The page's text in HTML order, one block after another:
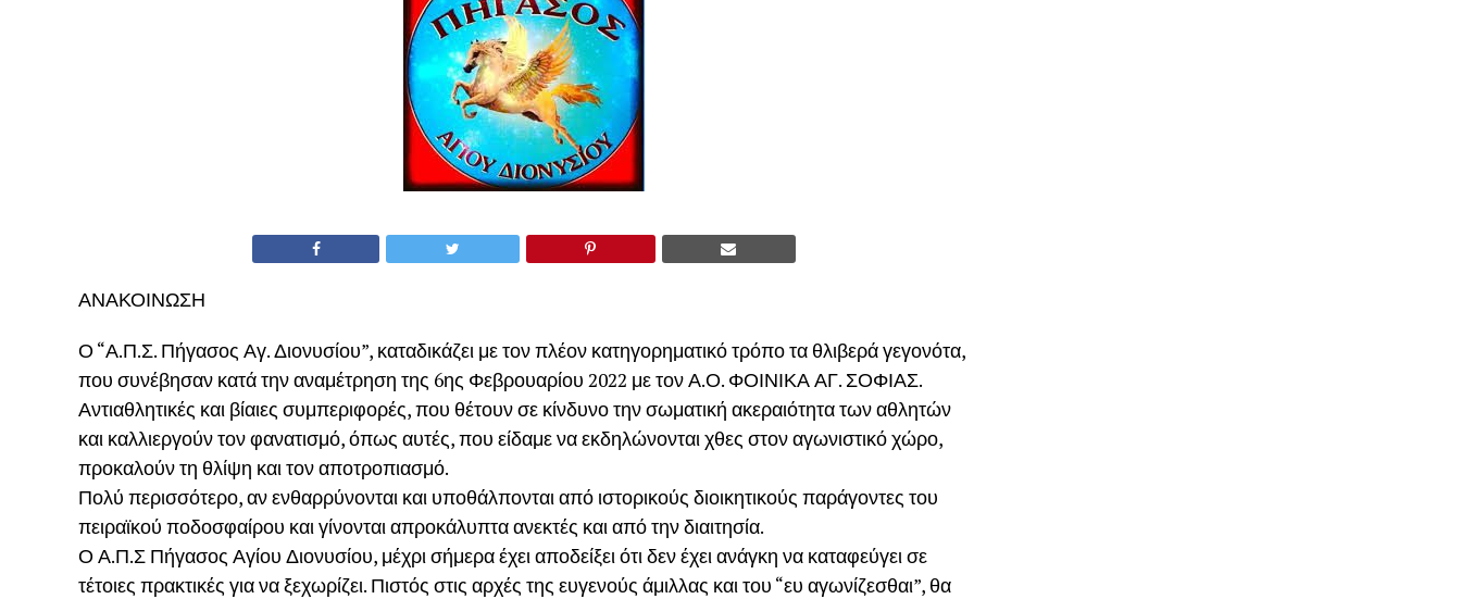
ΑΝΑΚΟΙΝΩΣΗ
Ο “Α.Π.Σ. Πήγασος Αγ. Διονυσίου”, καταδικάζει με τον πλέον κατηγορηματικό τρόπο τα θλιβερά γεγονότα,
που συνέβησαν κατά την αναμέτρηση της 6ης Φεβρουαρίου 2022 με τον Α.Ο. ΦΟΙΝΙΚΑ ΑΓ. ΣΟΦΙΑΣ.
Αντιαθλητικές και βίαιες συμπεριφορές, που θέτουν σε κίνδυνο την σωματική ακεραιότητα των αθλητών
και καλλιεργούν τον φανατισμό, όπως αυτές, που είδαμε να εκδηλώνονται χθες στον αγωνιστικό χώρο,
προκαλούν τη θλίψη και τον αποτροπιασμό.
Πολύ περισσότερο, αν ενθαρρύνονται και υποθάλπονται από ιστορικούς διοικητικούς παράγοντες του
πειραϊκού ποδοσφαίρου και γίνονται απροκάλυπτα ανεκτές και από την διαιτησία.
Ο Α.Π.Σ Πήγασος Αγίου Διονυσίου, μέχρι σήμερα έχει αποδείξει ότι δεν έχει ανάγκη να καταφεύγει σε
τέτοιες πρακτικές για να ξεχωρίζει. Πιστός στις αρχές της ευγενούς άμιλλας και του “ευ αγωνίζεσθαι”, θα